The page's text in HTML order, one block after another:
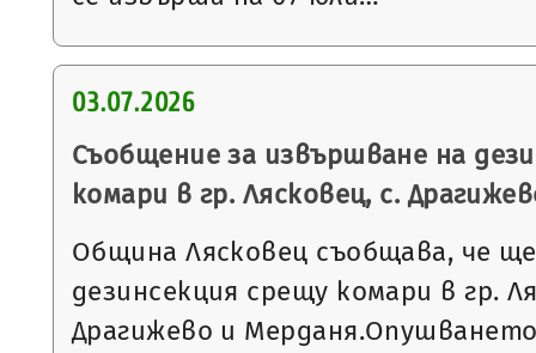
03.07.2026
Съобщение за извършване на
комари в гр. Лясковец, с.
Община Лясковец съобщава, че
дезинсекция срещу комари в гр.
Драгижево и